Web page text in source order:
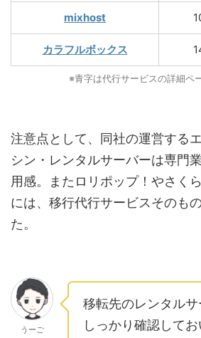
mixhost
カラフルボックス
※青字は代行サービスの詳細ペ
注意点として、同社の運営する
シン・レンタルサーバーは専門
用感。またロリポップ！やさく
には、移行代行サービスそのも
た。
うーご
移転先のレンタル
しっかり確認してお